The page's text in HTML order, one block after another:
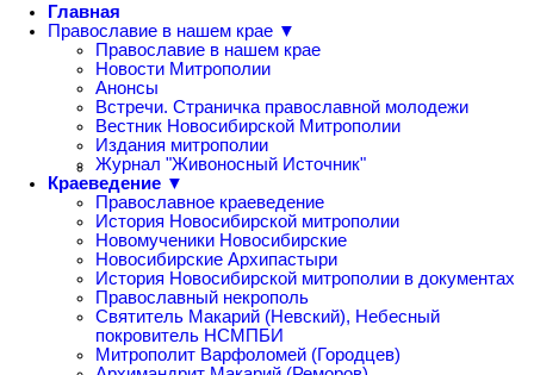
Главная
Православие в нашем крае ▼
Православие в нашем крае
Новости Митрополии
Анонсы
Встречи. Страничка православной молодежи
Вестник Новосибирской Митрополии
Издания митрополии
Журнал "Живоносный Источник"
Краеведение ▼
Православное краеведение
История Новосибирской митрополии
Новомученики Новосибирские
Новосибирские Архипастыри
История Новосибирской митрополии в документах
Православный некрополь
Святитель Макарий (Невский), Небесный
покровитель НСМПБИ
Митрополит Варфоломей (Городцев)